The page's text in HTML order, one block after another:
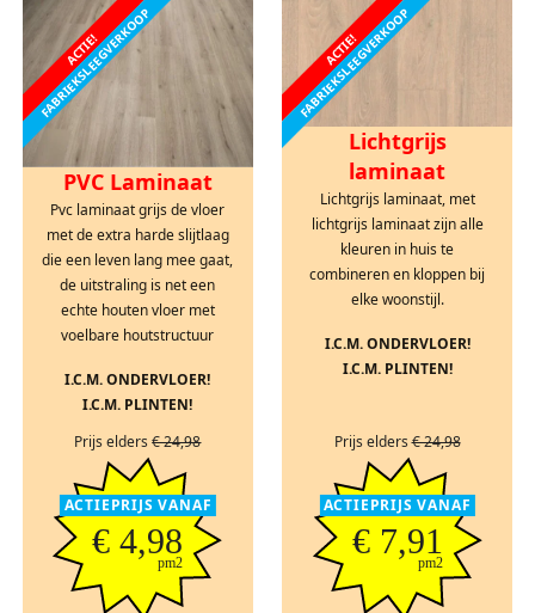
ACTIE!
FABRIEKSLEEGVERKOOP
PVC Laminaat
Pvc laminaat grijs de vloer
met de extra harde slijtlaag
die een leven lang mee gaat,
de uitstraling is net een
echte houten vloer met
voelbare houtstructuur
I.C.M. ONDERVLOER!
I.C.M. PLINTEN!
Prijs elders€ 24,98
ACTIEPRIJS VANAF
€ 4,98
pm2
ACTIE!
FABRIEKSLEEGVERKOOP
Lichtgrijs
laminaat
Lichtgrijs laminaat, met
lichtgrijs laminaat zijn alle
kleuren in huis te
combineren en kloppen bij
elke woonstijl.
I.C.M. ONDERVLOER!
I.C.M. PLINTEN!
Prijs elders€ 24,98
ACTIEPRIJS VANAF
€ 7,91
pm2